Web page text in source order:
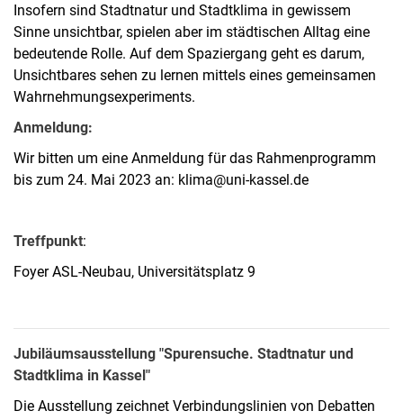
Webseite R:ein
Insofern sind Stadtnatur und Stadtklima in gewissem
Sinne unsichtbar, spielen aber im städtischen Alltag eine
bedeutende Rolle. Auf dem Spaziergang geht es darum,
Unsichtbares sehen zu lernen mittels eines gemeinsamen
Wahrnehmungsexperiments.
Anmeldung:
Wir bitten um eine Anmeldung für das Rahmenprogramm
bis zum 24. Mai 2023 an: klima@uni-kassel.de
Treffpunkt:
Foyer ASL-Neubau, Universitätsplatz 9
Jubiläumsausstellung "Spurensuche. Stadtnatur und
Stadtklima in Kassel"
Die Ausstellung zeichnet Verbindungslinien von Debatten